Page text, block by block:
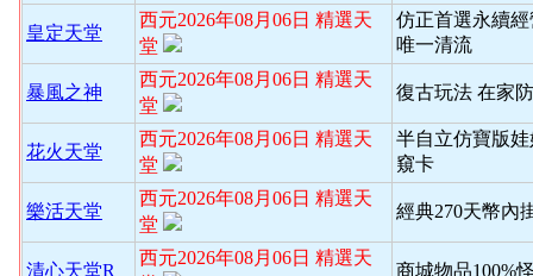
皇定天堂
西元2026年08月06日 精選天
堂
仿正首選永續
唯一清流
暴風之神
西元2026年08月06日 精選天
堂
復古玩法 在家
花火天堂
西元2026年08月06日 精選天
堂
半自立仿寶版
窺卡
樂活天堂
西元2026年08月06日 精選天
堂
經典270天幣內
清心天堂R
西元2026年08月06日 精選天
商城物品100%